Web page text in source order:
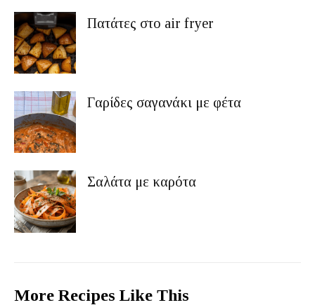
Πατάτες στο air fryer
Γαρίδες σαγανάκι με φέτα
Σαλάτα με καρότα
More Recipes Like This